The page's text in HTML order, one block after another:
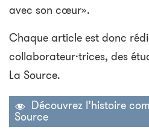
avec son cœur».
Chaque article est donc
collaborateur·trices, des
La Source.
Découvrez l’histoire
Source